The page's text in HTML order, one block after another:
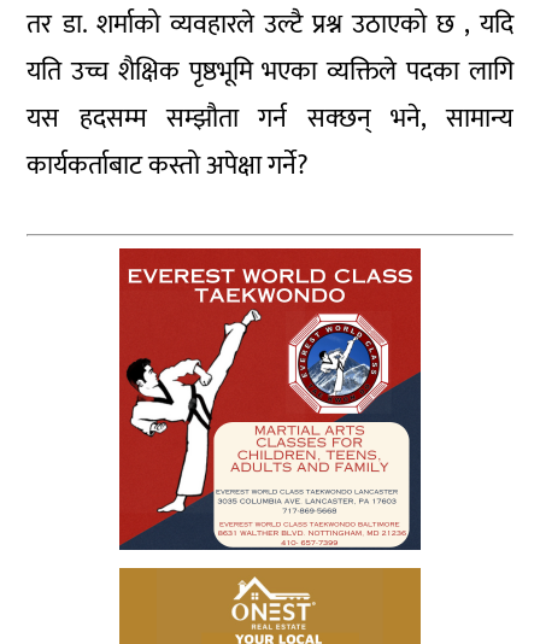
तर डा. शर्माको व्यवहारले उल्टै प्रश्न उठाएको छ , यदि
यति उच्च शैक्षिक पृष्ठभूमि भएका व्यक्तिले पदका लागि
यस हदसम्म सम्झौता गर्न सक्छन् भने, सामान्य
कार्यकर्ताबाट कस्तो अपेक्षा गर्ने?